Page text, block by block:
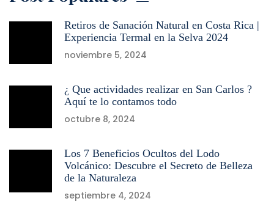
Retiros de Sanación Natural en Costa Rica |
Experiencia Termal en la Selva 2024
noviembre 5, 2024
¿ Que actividades realizar en San Carlos ?
Aquí te lo contamos todo
octubre 8, 2024
Los 7 Beneficios Ocultos del Lodo
Volcánico: Descubre el Secreto de Belleza
de la Naturaleza
septiembre 4, 2024